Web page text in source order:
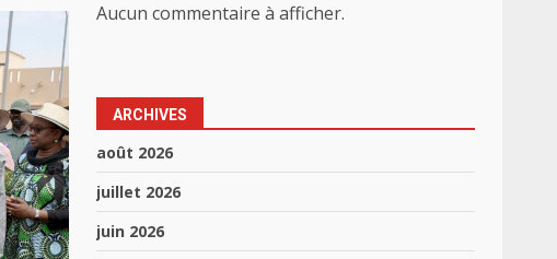
Aucun commentaire à afficher.
ARCHIVES
août 2026
juillet 2026
juin 2026